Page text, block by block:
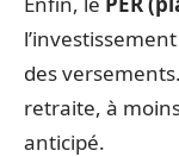
des
retraite, à
anticipé.